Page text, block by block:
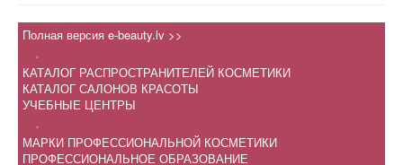
Полная версия e-beauty.lv >>
.
КАТАЛОГ РАСПРОСТРАНИТЕЛЕЙ КОСМЕТИКИ
КАТАЛОГ САЛОНОВ КРАСОТЫ
УЧЕБНЫЕ ЦЕНТРЫ
.
МАРКИ ПРОФЕССИОНАЛЬНОЙ КОСМЕТИКИ
ПРОФЕССИОНАЛЬНОЕ ОБРАЗОВАНИЕ